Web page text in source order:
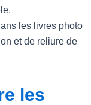
les livres photo
et de reliure de
les